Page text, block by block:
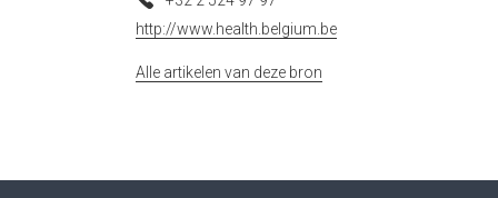
http://www.health.belgium.be
Alle artikelen van deze bron